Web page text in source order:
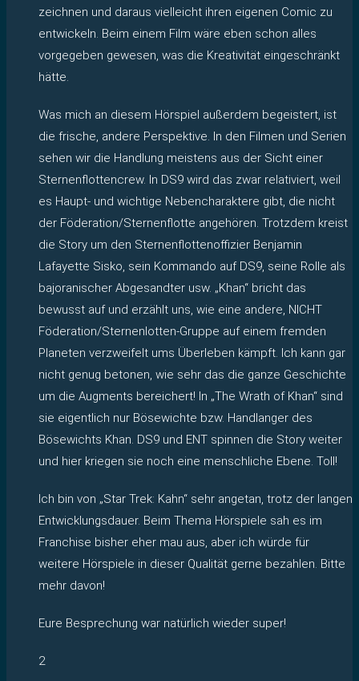
zeichnen und daraus vielleicht ihren eigenen Comic zu
entwickeln. Beim einem Film wäre eben schon alles
vorgegeben gewesen, was die Kreativität eingeschränkt
hätte.
Was mich an diesem Hörspiel außerdem begeistert, ist
die frische, andere Perspektive. In den Filmen und Serien
sehen wir die Handlung meistens aus der Sicht einer
Sternenflottencrew. In DS9 wird das zwar relativiert, weil
es Haupt- und wichtige Nebencharaktere gibt, die nicht
der Föderation/Sternenflotte angehören. Trotzdem kreist
die Story um den Sternenflottenoffizier Benjamin
Lafayette Sisko, sein Kommando auf DS9, seine Rolle als
bajoranischer Abgesandter usw. „Khan“ bricht das
bewusst auf und erzählt uns, wie eine andere, NICHT
Föderation/Sternenlotten-Gruppe auf einem fremden
Planeten verzweifelt ums Überleben kämpft. Ich kann gar
nicht genug betonen, wie sehr das die ganze Geschichte
um die Augments bereichert! In „The Wrath of Khan“ sind
sie eigentlich nur Bösewichte bzw. Handlanger des
Bösewichts Khan. DS9 und ENT spinnen die Story weiter
und hier kriegen sie noch eine menschliche Ebene. Toll!
Ich bin von „Star Trek: Kahn“ sehr angetan, trotz der langen
Entwicklungsdauer. Beim Thema Hörspiele sah es im
Franchise bisher eher mau aus, aber ich würde für
weitere Hörspiele in dieser Qualität gerne bezahlen. Bitte
mehr davon!
Eure Besprechung war natürlich wieder super!
2